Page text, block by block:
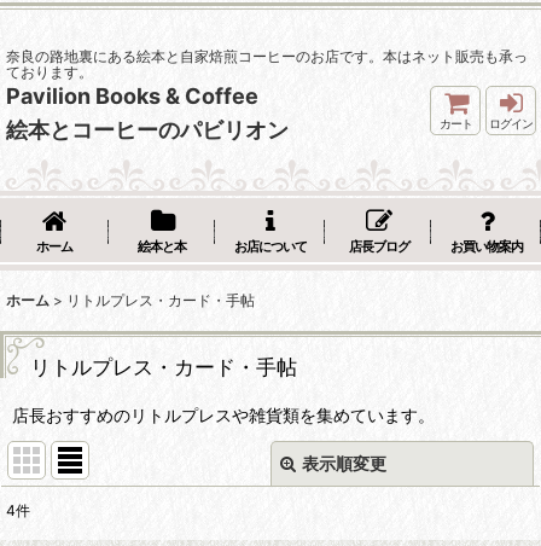
奈良の路地裏にある絵本と自家焙煎コーヒーのお店です。本はネット販売も承っ
ております。
Pavilion Books & Coffee
絵本とコーヒーのパビリオン
カート ログイン
ホーム 絵本と本 お店について 店長ブログ お買い物案内
ホーム > リトルプレス・カード・手帖
リトルプレス・カード・手帖
店長おすすめのリトルプレスや雑貨類を集めています。
表示順変更
4件